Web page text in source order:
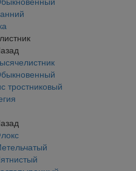
тростниковый